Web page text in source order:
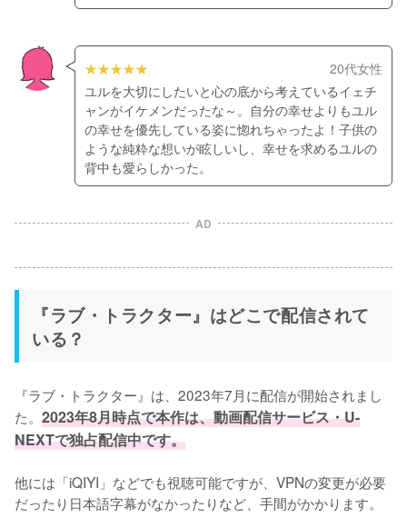
20代女性
ユルを大切にしたいと心の底から考えているイェチ
ャンがイケメンだったな～。自分の幸せよりもユル
の幸せを優先している姿に惚れちゃったよ！子供の
ような純粋な想いが眩しいし、幸せを求めるユルの
背中も愛らしかった。
AD
『ラブ・トラクター』はどこで配信されて
いる？
『ラブ・トラクター』は、2023年7月に配信が開始されまし
た。 2023年8月時点で本作は、動画配信サービス・U-
NEXTで独占配信中です。
他には「iQIYI」などでも視聴可能ですが、VPNの変更が必要
だったり日本語字幕がなかったりなど、手間がかかります。